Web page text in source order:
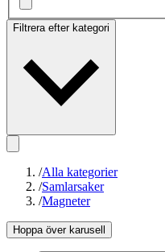
Filtrera efter kategori
/Alla kategorier
/Samlarsaker
/Magneter
Hoppa över karusell